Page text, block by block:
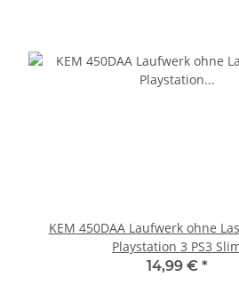
KEM 450DAA Laufwerk ohne
Playstation 3 PS3
14,99 € *